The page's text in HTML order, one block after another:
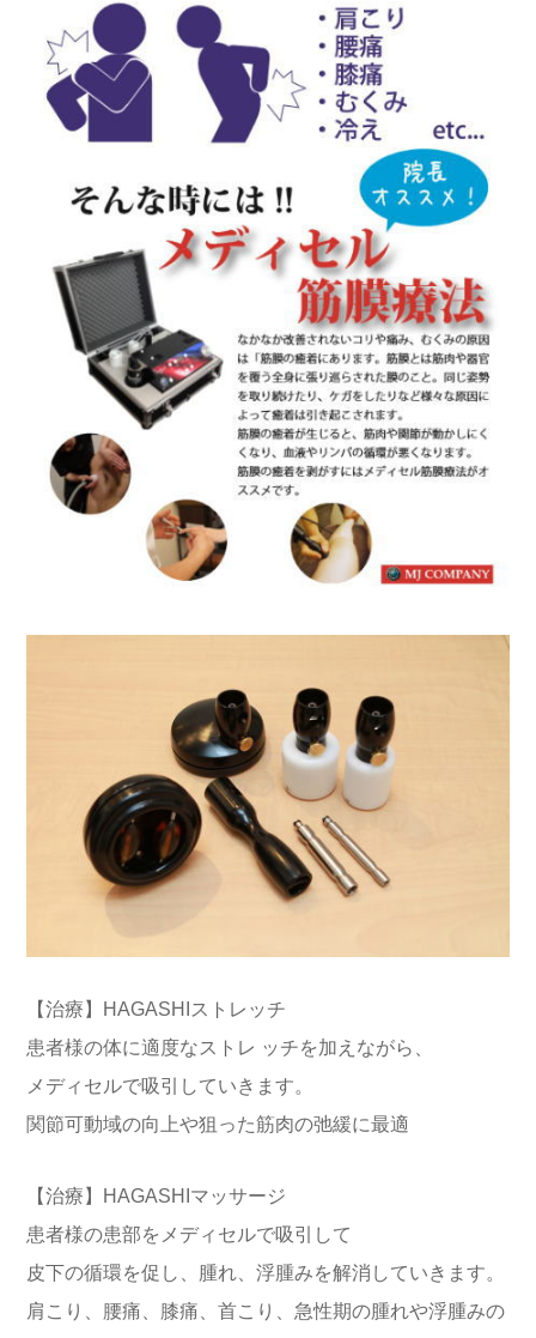
【治療】HAGASHIストレッチ
患者様の体に適度なストレ ッチを加えながら、
メディセルで吸引していきます。
関節可動域の向上や狙った筋肉の弛緩に最適
【治療】HAGASHIマッサージ
患者様の患部をメディセルで吸引して
皮下の循環を促し、腫れ、浮腫みを解消していきます。
肩こり、腰痛、膝痛、首こり、急性期の腫れや浮腫みの